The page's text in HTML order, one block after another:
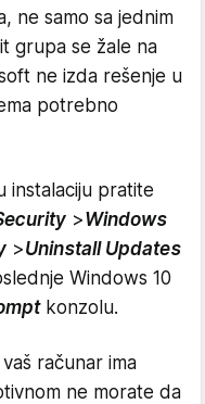
ne samo sa jednim
grupa se žale na
ne izda rešenje u
potrebno
instalaciju pratite
>Windows
>Uninstall Updates
Windows 10
konzolu.
računar ima
ne morate da